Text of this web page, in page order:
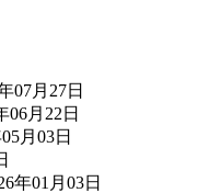
07月27日
06月22日
月03日
年01月03日